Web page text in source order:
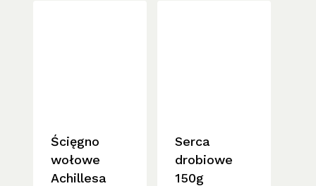
Ścięgno
wołowe
Achillesa
Serca
drobiowe
150g